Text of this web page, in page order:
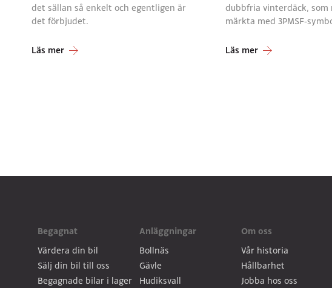
det sällan så enkelt och egentligen är
det förbjudet.
Läs mer
dubbfria vinterdäck, som
märkta med 3PMSF-
Läs mer
Begagnat
Värdera din bil
Sälj din bil till oss
Begagnade bilar i lager
Anläggningar
Bollnäs
Gävle
Hudiksvall
Om oss
Vår historia
Hållbarhet
Jobba hos oss